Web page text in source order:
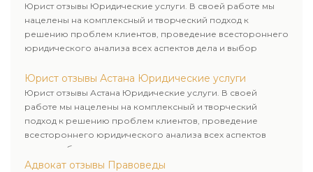
Юрист отзывы Юридические услуги. В своей работе мы
нацелены на комплексный и творческий подход к
решению проблем клиентов, проведение всестороннего
юридического анализа всех аспектов дела и выбор
Юрист отзывы Астана Юридические услуги
Юрист отзывы Астана Юридические услуги. В своей
работе мы нацелены на комплексный и творческий
подход к решению проблем клиентов, проведение
всестороннего юридического анализа всех аспектов
дела и выбор рационального пути для его успешного
завершения.
Адвокат отзывы Правоведы